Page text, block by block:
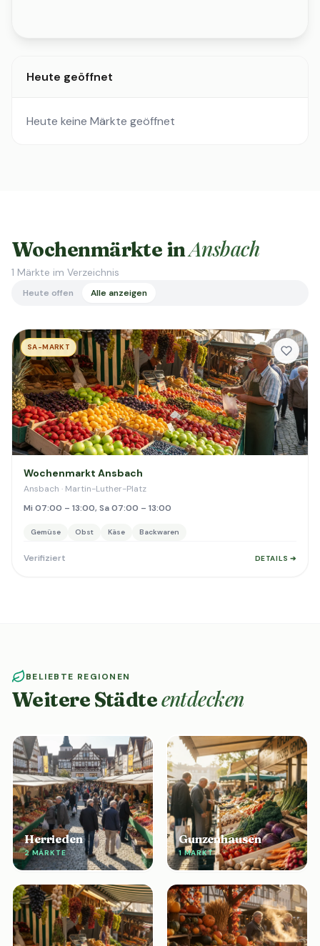
Heute geöffnet
Heute keine Märkte geöffnet
Wochenmärkte inAnsbach
1 Märkte im Verzeichnis
Heute offen Alle anzeigen
SA-MARKT
Wochenmarkt Ansbach
Ansbach · Martin-Luther-Platz
Mi 07:00 – 13:00, Sa 07:00 – 13:00
Gemüse Obst Käse Backwaren
Verifiziert DETAILS ➔
BELIEBTE REGIONEN
Weitere Städteentdecken
Herrieden
2 MÄRKTE
Gunzenhausen
1 MARKT